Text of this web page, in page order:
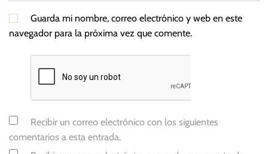
o
d
Guarda mi nombre, correo electrónico y web en este
navegador para la próxima vez que comente.
Recibir un correo electrónico con los siguientes
comentarios a esta entrada.